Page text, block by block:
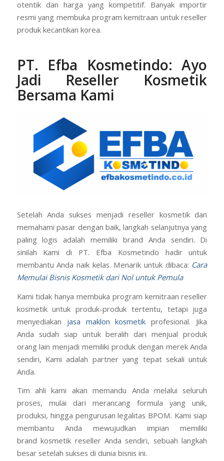
otentik dan harga yang kompetitif. Banyak importir
resmi yang membuka program kemitraan untuk reseller
produk kecantikan korea.
PT. Efba Kosmetindo: Ayo
Jadi Reseller Kosmetik
Bersama Kami
Setelah Anda sukses menjadi reseller kosmetik dan
memahami pasar dengan baik, langkah selanjutnya yang
paling logis adalah memiliki brand Anda sendiri. Di
sinilah Kami di PT. Efba Kosmetindo hadir untuk
membantu Anda naik kelas. Menarik untuk dibaca: Cara
Memulai Bisnis Kosmetik dari Nol untuk Pemula
Kami tidak hanya membuka program kemitraan reseller
kosmetik untuk produk-produk tertentu, tetapi juga
menyediakan jasa maklon kosmetik profesional. Jika
Anda sudah siap untuk beralih dari menjual produk
orang lain menjadi memiliki produk dengan merek Anda
sendiri, Kami adalah partner yang tepat sekali untuk
Anda.
Tim ahli kami akan memandu Anda melalui seluruh
proses, mulai dari merancang formula yang unik,
produksi, hingga pengurusan legalitas BPOM. Kami siap
membantu Anda mewujudkan impian memiliki
brand kosmetik reseller Anda sendiri, sebuah langkah
besar setelah sukses di dunia bisnis ini.